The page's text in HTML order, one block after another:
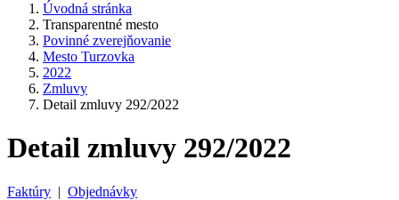
Úvodná stránka
Transparentné mesto
Povinné zverejňovanie
Mesto Turzovka
2022
Zmluvy
Detail zmluvy 292/2022
Detail zmluvy 292/2022
Faktúry | Objednávky